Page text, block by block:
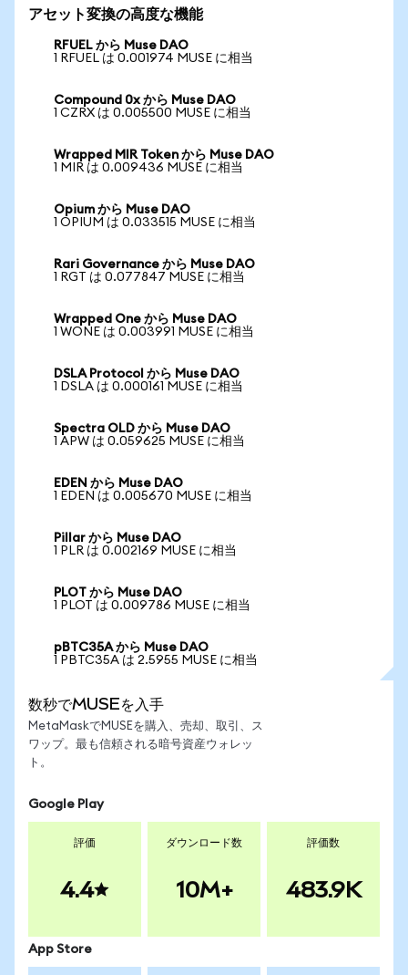
アセット変換の高度な機能
RFUEL から Muse DAO
1 RFUEL は 0.001974 MUSE に相当
Compound 0x から Muse DAO
1 CZRX は 0.005500 MUSE に相当
Wrapped MIR Token から Muse DAO
1 MIR は 0.009436 MUSE に相当
Opium から Muse DAO
1 OPIUM は 0.033515 MUSE に相当
Rari Governance から Muse DAO
1 RGT は 0.077847 MUSE に相当
Wrapped One から Muse DAO
1 WONE は 0.003991 MUSE に相当
DSLA Protocol から Muse DAO
1 DSLA は 0.000161 MUSE に相当
Spectra OLD から Muse DAO
1 APW は 0.059625 MUSE に相当
EDEN から Muse DAO
1 EDEN は 0.005670 MUSE に相当
Pillar から Muse DAO
1 PLR は 0.002169 MUSE に相当
PLOT から Muse DAO
1 PLOT は 0.009786 MUSE に相当
pBTC35A から Muse DAO
1 PBTC35A は 2.5955 MUSE に相当
数秒でMUSEを入手
MetaMaskでMUSEを購入、売却、取引、ス
ワップ。最も信頼される暗号資産ウォレッ
ト。
Google Play
評価
4.4
ダウンロード数
10M+
評価数
483.9K
App Store